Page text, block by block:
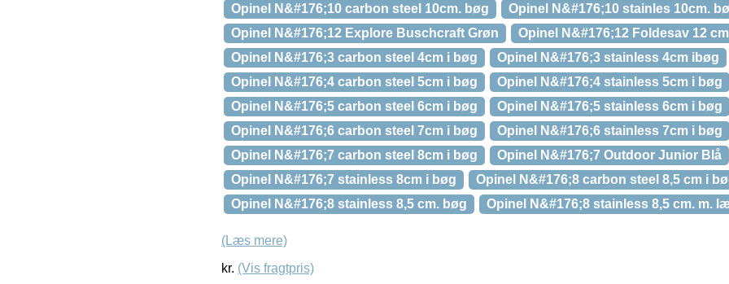
Opinel N&#176;10 carbon steel 10cm. bøg
Opinel N&#176;10 stainles 10cm.
Opinel N&#176;12 Explore Buschcraft Grøn
Opinel N&#176;12 Foldesav 12
Opinel N&#176;3 carbon steel 4cm i bøg
Opinel N&#176;3 stainless 4cm ibøg
Opinel N&#176;4 carbon steel 5cm i bøg
Opinel N&#176;4 stainless 5cm i bøg
Opinel N&#176;5 carbon steel 6cm i bøg
Opinel N&#176;5 stainless 6cm i bøg
Opinel N&#176;6 carbon steel 7cm i bøg
Opinel N&#176;6 stainless 7cm i bøg
Opinel N&#176;7 carbon steel 8cm i bøg
Opinel N&#176;7 Outdoor Junior Blå
Opinel N&#176;7 stainless 8cm i bøg
Opinel N&#176;8 carbon steel 8,5 cm i
Opinel N&#176;8 stainless 8,5 cm. bøg
Opinel N&#176;8 stainless 8,5 cm. m.
(Læs mere)
kr. (Vis fragtpris)